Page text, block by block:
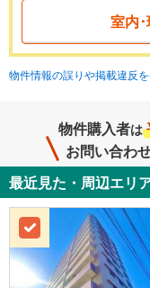
室内
物件情報の誤りや掲載違反
物件購入者は
お問い合わ
最近見た・周辺エリ